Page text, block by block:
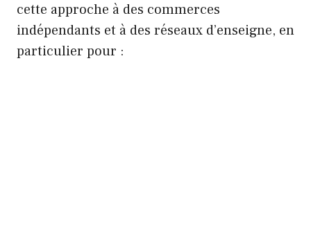
cette approche à des commerces
indépendants et à des réseaux d’enseigne, en
particulier pour :